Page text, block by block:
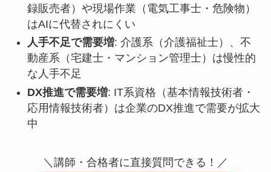
録販売者）や現場作業（電気工事士・危険物）
はAIに代替されにくい
人手不足で需要増: 介護系（介護福祉士）、不
動産系（宅建士・マンション管理士）は慢性的
な人手不足
DX推進で需要増: IT系資格（基本情報技術者・
応用情報技術者）は企業のDX推進で需要が拡大
中
＼講師・合格者に直接質問できる！／